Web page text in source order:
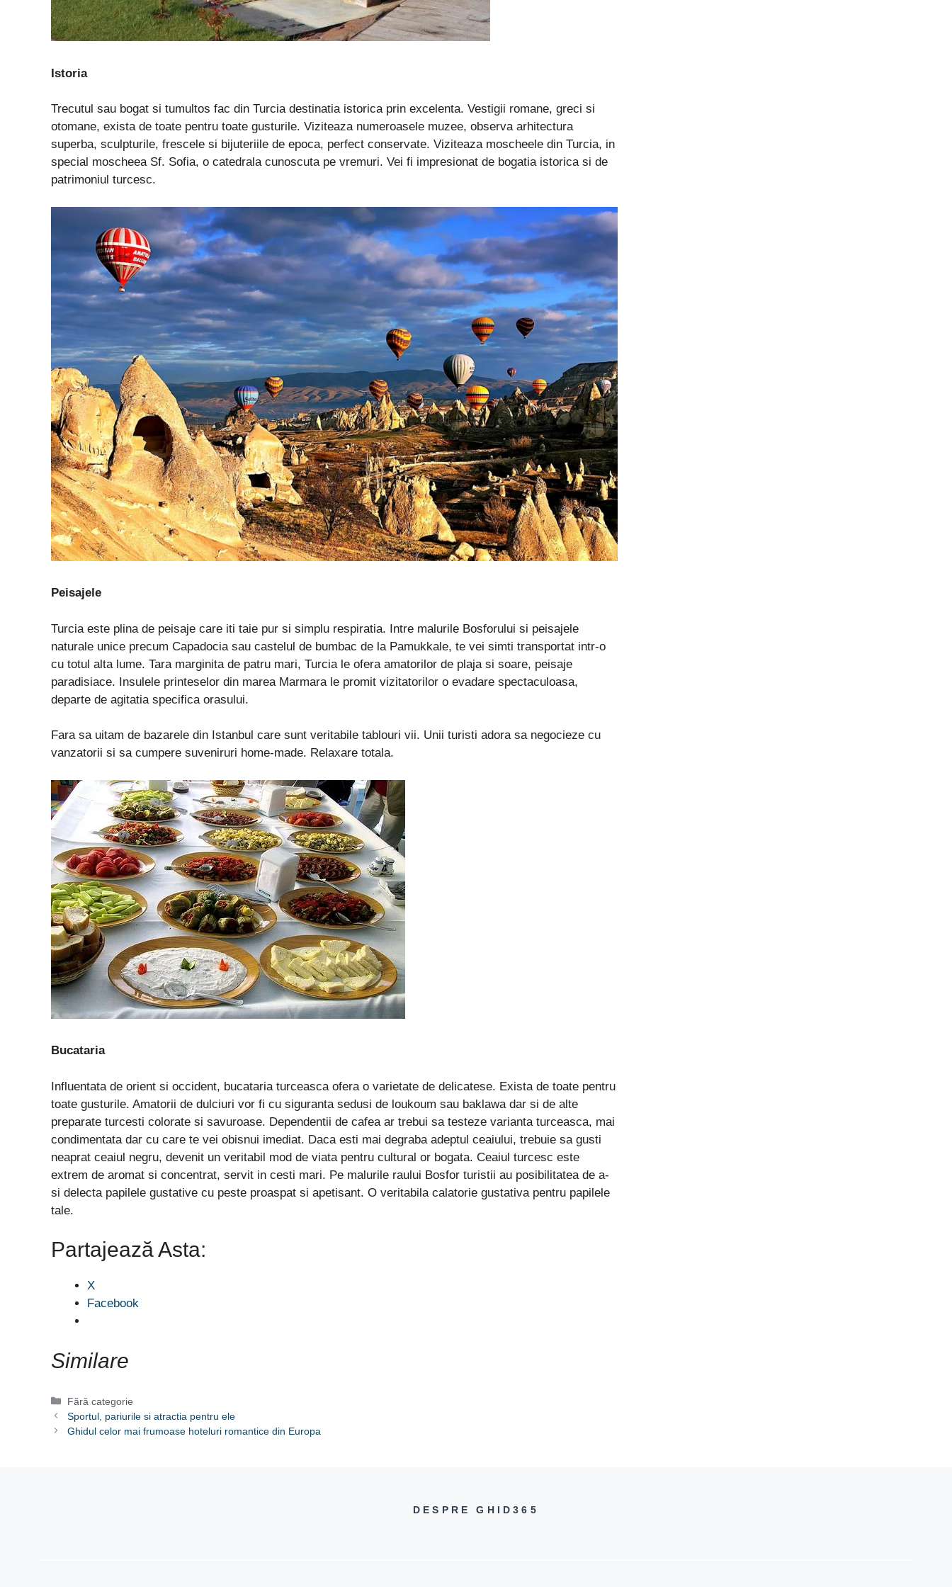
Istoria
Trecutul sau bogat si tumultos fac din Turcia destinatia istorica prin excelenta. Vestigii romane, greci si
otomane, exista de toate pentru toate gusturile. Viziteaza numeroasele muzee, observa arhitectura
superba, sculpturile, frescele si bijuteriile de epoca, perfect conservate. Viziteaza moscheele din Turcia, in
special moscheea Sf. Sofia, o catedrala cunoscuta pe vremuri. Vei fi impresionat de bogatia istorica si de
patrimoniul turcesc.
Peisajele
Turcia este plina de peisaje care iti taie pur si simplu respiratia. Intre malurile Bosforului si peisajele
naturale unice precum Capadocia sau castelul de bumbac de la Pamukkale, te vei simti transportat intr-o
cu totul alta lume. Tara marginita de patru mari, Turcia le ofera amatorilor de plaja si soare, peisaje
paradisiace. Insulele printeselor din marea Marmara le promit vizitatorilor o evadare spectaculoasa,
departe de agitatia specifica orasului.
Fara sa uitam de bazarele din Istanbul care sunt veritabile tablouri vii. Unii turisti adora sa negocieze cu
vanzatorii si sa cumpere suveniruri home-made. Relaxare totala.
Bucataria
Influentata de orient si occident, bucataria turceasca ofera o varietate de delicatese. Exista de toate pentru
toate gusturile. Amatorii de dulciuri vor fi cu siguranta sedusi de loukoum sau baklawa dar si de alte
preparate turcesti colorate si savuroase. Dependentii de cafea ar trebui sa testeze varianta turceasca, mai
condimentata dar cu care te vei obisnui imediat. Daca esti mai degraba adeptul ceaiului, trebuie sa gusti
neaprat ceaiul negru, devenit un veritabil mod de viata pentru cultural or bogata. Ceaiul turcesc este
extrem de aromat si concentrat, servit in cesti mari. Pe malurile raului Bosfor turistii au posibilitatea de a-
si delecta papilele gustative cu peste proaspat si apetisant. O veritabila calatorie gustativa pentru papilele
tale.
Partajează Asta:
X
Facebook
Similare
Categorii
Fără categorie
Sportul, pariurile si atractia pentru ele
Ghidul celor mai frumoase hoteluri romantice din Europa
DESPRE GHID365